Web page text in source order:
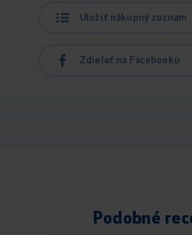
Uložiť nákupný zoznam
Zdielať na Facebooku
Podobné